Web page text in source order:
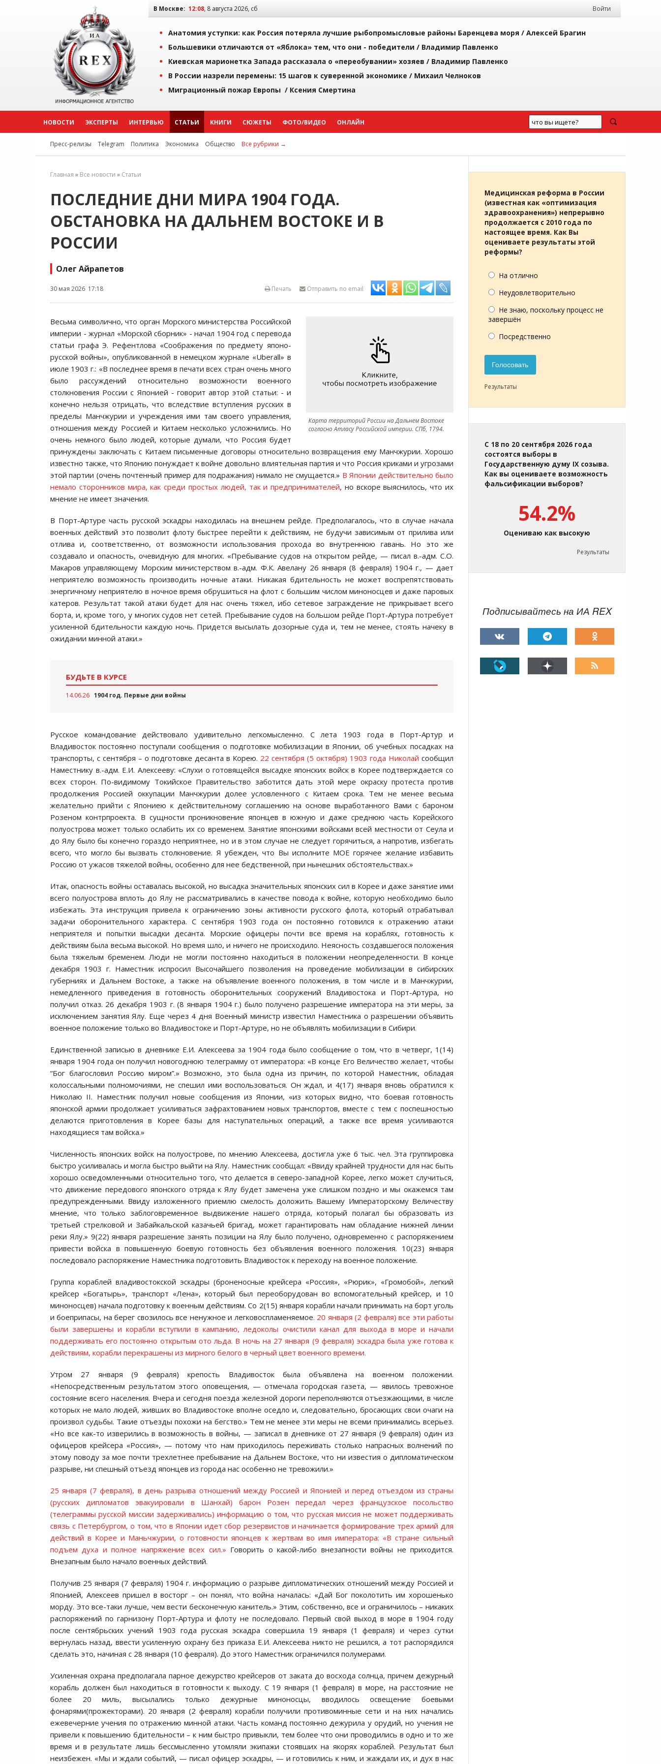
В Москве: 12:08, 8 августа 2026, сб Войти
Анатомия уступки: как Россия потеряла лучшие рыбопромысловые районы Баренцева моря / Алексей Брагин
Большевики отличаются от «Яблока» тем, что они - победители / Владимир Павленко
Киевская марионетка Запада рассказала о «переобувании» хозяев / Владимир Павленко
В России назрели перемены: 15 шагов к суверенной экономике / Михаил Челноков
Миграционный пожар Европы / Ксения Смертина
НОВОСТИ ЭКСПЕРТЫ ИНТЕРВЬЮ СТАТЬИ КНИГИ СЮЖЕТЫ ФОТО/ВИДЕО ОНЛАЙН
Пресс-релизы Telegram Политика Экономика Общество Все рубрики →
Главная » Все новости » Статьи
ПОСЛЕДНИЕ ДНИ МИРА 1904 ГОДА.
ОБСТАНОВКА НА ДАЛЬНЕМ ВОСТОКЕ И В
РОССИИ
Олег Айрапетов
30 мая 2026 17:18 Отправить по email
Печать
Карта территорий России на Дальнем Востоке
согласно Атласу Российской империи. СПб, 1794.
Весьма символично, что орган Морского министерства Российской
империи - журнал «Морской сборник» - начал 1904 год с перевода
статьи графа Э. Рефентлова «Соображения по предмету японо-
русской войны», опубликованной в немецком журнале «Uberall» в
июле 1903 г.: «В последнее время в печати всех стран очень много
было рассуждений относительно возможности военного
столкновения России с Японией - говорит автор этой статьи: - и
конечно нельзя отрицать, что вследствие вступления русских в
пределы Манчжурии и учреждения ими там своего управления,
отношения между Россией и Китаем несколько усложнились. Но
очень немного было людей, которые думали, что Россия будет
принуждены заключать с Китаем письменные договоры относительно возвращения ему Манчжурии. Хорошо
известно также, что Японию понуждает к войне довольно влиятельная партия и что Россия криками и угрозами
этой партии (очень почтенный пример для подражания) нимало не смущается.» В Японии действительно было
немало сторонников мира, как среди простых людей, так и предпринимателей, но вскоре выяснилось, что их
мнение не имеет значения.
В Порт-Артуре часть русской эскадры находилась на внешнем рейде. Предполагалось, что в случае начала
военных действий это позволит флоту быстрее перейти к действиям, не будучи зависимым от прилива или
отлива и, соответственно, от возможности использования прохода во внутреннюю гавань. Но это же
создавало и опасность, очевидную для многих. «Пребывание судов на открытом рейде, — писал в.-адм. С.О.
Макаров управляющему Морским министерством в.-адм. Ф.К. Авелану 26 января (8 февраля) 1904 г., — дает
неприятелю возможность производить ночные атаки. Никакая бдительность не может воспрепятствовать
энергичному неприятелю в ночное время обрушиться на флот с большим числом миноносцев и даже паровых
катеров. Результат такой атаки будет для нас очень тяжел, ибо сетевое заграждение не прикрывает всего
борта, и, кроме того, у многих судов нет сетей. Пребывание судов на большом рейде Порт-Артура потребует
усиленной бдительности каждую ночь. Придется высылать дозорные суда и, тем не менее, стоять начеку в
ожидании минной атаки.»
БУДЬТЕ В КУРСЕ
14.06.26 1904 год. Первые дни войны
Русское командование действовало удивительно легкомысленно. С лета 1903 года в Порт-Артур и
Владивосток постоянно поступали сообщения о подготовке мобилизации в Японии, об учебных посадках на
транспорты, с сентября – о подготовке десанта в Корею. 22 сентября (5 октября) 1903 года Николай сообщил
Наместнику в.-адм. Е.И. Алексееву: «Слухи о готовящейся высадке японских войск в Корее подтверждается со
всех сторон. По-видимому Токийское Правительство заботится дать этой мере окраску протеста против
продолжения Россией оккупации Манчжурии долее условленного с Китаем срока. Тем не менее весьма
желательно прийти с Япониею к действительному соглашению на основе выработанного Вами с бароном
Розеном контрпроекта. В сущности проникновение японцев в южную и даже среднюю часть Корейского
полуострова может только ослабить их со временем. Занятие японскими войсками всей местности от Сеула и
до Ялу было бы конечно гораздо неприятнее, но и в этом случае не следует горячиться, а напротив, избегать
всего, что могло бы вызвать столкновение. Я убежден, что Вы исполните МОЕ горячее желание избавить
Россию от ужасов тяжелой войны, особенно для нее бедственной, при нынешних обстоятельствах.»
Итак, опасность войны оставалась высокой, но высадка значительных японских сил в Корее и даже занятие ими
всего полуострова вплоть до Ялу не рассматривались в качестве повода к войне, которую необходимо было
избежать. Эта инструкция привела к ограничению зоны активности русского флота, который отрабатывал
задачи оборонительного характера. С сентября 1903 года он постоянно готовился к отражению атаки
неприятеля и попытки высадки десанта. Морские офицеры почти все время на кораблях, готовность к
действиям была весьма высокой. Но время шло, и ничего не происходило. Неясность создавшегося положения
была тяжелым бременем. Люди не могли постоянно находиться в положении неопределенности. В конце
декабря 1903 г. Наместник испросил Высочайшего позволения на проведение мобилизации в сибирских
губерниях и Дальнем Востоке, а также на объявление военного положения, в том числе и в Манчжурии,
немедленного приведения в готовность оборонительных сооружений Владивостока и Порт-Артура, но
получил отказ. 26 декабря 1903 г. (8 января 1904 г.) было получено разрешение императора на эти меры, за
исключением занятия Ялу. Еще через 4 дня Военный министр известил Наместника о разрешении объявить
военное положение только во Владивостоке и Порт-Артуре, но не объявлять мобилизации в Сибири.
Единственной записью в дневнике Е.И. Алексеева за 1904 года было сообщение о том, что в четверг, 1(14)
января 1904 года он получил новогоднюю телеграмму от императора: «В конце Его Величество желает, чтобы
“Бог благословил Россию миром”.» Возможно, это была одна из причин, по которой Наместник, обладая
колоссальными полномочиями, не спешил ими воспользоваться. Он ждал, и 4(17) января вновь обратился к
Николаю II. Наместник получил новые сообщения из Японии, «из которых видно, что боевая готовность
японской армии продолжает усиливаться зафрахтованием новых транспортов, вместе с тем c поспешностью
делаются приготовления в Корее базы для наступательных операций, а также все время усиливаются
находящиеся там войска.»
Численность японских войск на полуострове, по мнению Алексеева, достигла уже 6 тыс. чел. Эта группировка
быстро усиливалась и могла быстро выйти на Ялу. Наместник сообщал: «Ввиду крайней трудности для нас быть
хорошо осведомленными относительно того, что делается в северо-западной Корее, легко может случиться,
что движение передового японского отряда к Ялу будет замечена уже слишком поздно и мы окажемся там
предупрежденными. Ввиду изложенного приемлю смелость доложить Вашему Императорскому Величеству
мнение, что только заблоговременное выдвижение нашего отряда, который полагал бы образовать из
третьей стрелковой и Забайкальской казачьей бригад, может гарантировать нам обладание нижней линии
реки Ялу.» 9(22) января разрешение занять позиции на Ялу было получено, одновременно с распоряжением
привести войска в повышенную боевую готовность без объявления военного положения. 10(23) января
последовало распоряжение Наместника подготовить Владивосток к переходу на военное положение.
Группа кораблей владивостокской эскадры (броненосные крейсера «Россия», «Рюрик», «Громобой», легкий
крейсер «Богатырь», транспорт «Лена», который был переоборудован во вспомогательный крейсер, и 10
миноносцев) начала подготовку к военным действиям. Со 2(15) января корабли начали принимать на борт уголь
и боеприпасы, на берег свозилось все ненужное и легковоспламеняемое. 20 января (2 февраля) все эти работы
были завершены и корабли вступили в кампанию, ледоколы очистили канал для выхода в море и начали
поддерживать его постоянно открытым ото льда. В ночь на 27 января (9 февраля) эскадра была уже готова к
действиям, корабли перекрашены из мирного белого в черный цвет военного времени.
Утром 27 января (9 февраля) крепость Владивосток была объявлена на военном положении.
«Непосредственным результатом этого оповещения, — отмечала городская газета, — явилось тревожное
состояние всего населения. Вчера и сегодня поезда железной дороги переполняются отъезжающими, в числе
которых не мало людей, живших во Владивостоке вполне оседло и, следовательно, бросающих свои очаги на
произвол судьбы. Такие отъезды похожи на бегство.» Тем не менее эти меры не всеми принимались всерьез.
«Но все как-то изверились в возможность в войны, — записал в дневнике от 27 января (9 февраля) один из
офицеров крейсера «Россия», — потому что нам приходилось переживать столько напрасных волнений по
этому поводу за мое почти трехлетнее пребывание на Дальнем Востоке, что ни известия о дипломатическом
разрыве, ни спешный отъезд японцев из города нас особенно не тревожили.»
25 января (7 февраля), в день разрыва отношений между Россией и Японией и перед отъездом из страны
(русских дипломатов эвакуировали в Шанхай) барон Розен передал через французское посольство
(телеграммы русской миссии задерживались) информацию о том, что русская миссия не может поддерживать
связь с Петербургом, о том, что в Японии идет сбор резервистов и начинается формирование трех армий для
действий в Корее и Маньчжурии, о готовности японцев к жертвам во имя императора: «В стране сильный
подъем духа и полное напряжение всех сил.» Говорить о какой-либо внезапности войны не приходится.
Внезапным было начало военных действий.
Получив 25 января (7 февраля) 1904 г. информацию о разрыве дипломатических отношений между Россией и
Японией, Алексеев пришел в восторг – он понял, что война началась: «Дай Бог поколотить им хорошенько
морду. Это все-таки лучше, чем вести бесконечную канитель.» Этим, собственно, все и ограничилось – никаких
распоряжений по гарнизону Порт-Артура и флоту не последовало. Первый свой выход в море в 1904 году
после сентябрьских учений 1903 года русская эскадра совершила 19 января (1 февраля) и через сутки
вернулась назад, ввести усиленную охрану без приказа Е.И. Алексеева никто не решился, а тот распорядился
сделать это, начиная с 28 января (10 февраля). До этого Наместник ограничился полумерами.
Усиленная охрана предполагала парное дежурство крейсеров от заката до восхода солнца, причем дежурный
корабль должен был находиться в готовности к выходу. С 19 января (1 февраля) в море, на расстояние не
более 20 миль, высылались только дежурные миноносцы, вводилось освещение боевыми
фонарями(прожекторами). 20 января (2 февраля) корабли получили противоминные сети и на них начались
ежевечерние учения по отражению минной атаки. Часть команд постоянно дежурила у орудий, но учения не
привели к повышению бдительности – к ним быстро привыкли, тем более что они проводились в одно и то же
время и в результате лишь бессмысленно утомляли экипажи стоявших на якорях кораблей. Результат был
неизбежен. «Мы и ждали событий, — писал офицер эскадры, — и готовились к ним, и жаждали их, и дух в нас
Медицинская реформа в России
(известная как «оптимизация
здравоохранения») непрерывно
продолжается с 2010 года по
настоящее время. Как Вы
оцениваете результаты этой
реформы?
На отлично
Неудовлетворительно
Не знаю, поскольку процесс не
завершён
Посредственно
Голосовать
Результаты
С 18 по 20 сентября 2026 года
состоятся выборы в
Государственную думу IX созыва.
Как вы оцениваете возможность
фальсификации выборов?
54.2%
Оцениваю как высокую
Результаты
Подписывайтесь на ИА REX